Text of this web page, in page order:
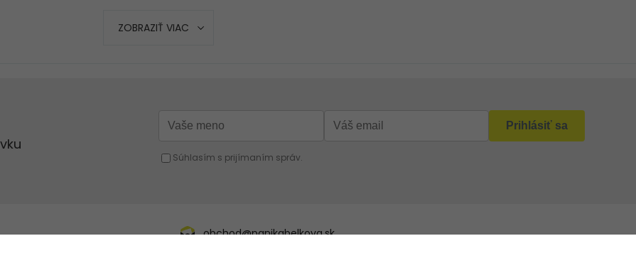
Ružová kabelka
ZOBRAZIŤ VIAC
obchod@panikabelkova.sk